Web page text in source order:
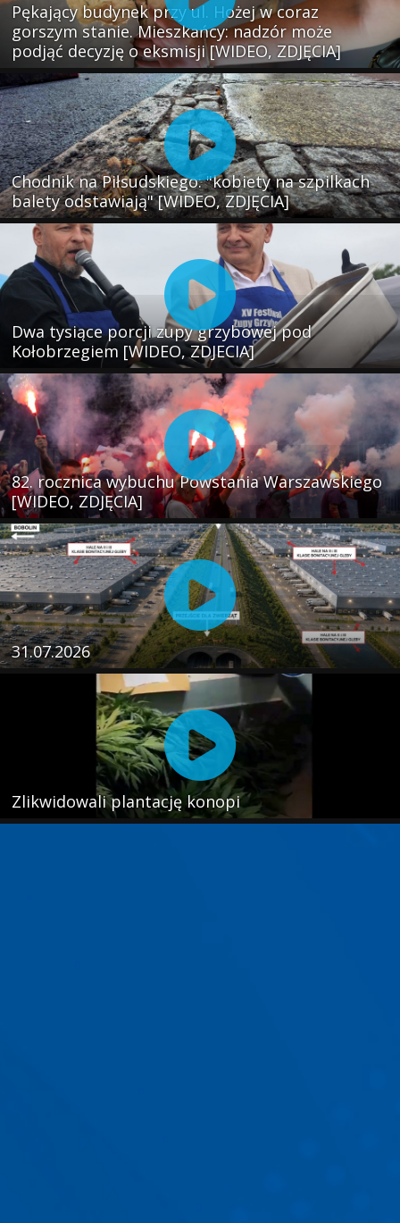
Pękający budynek przy ul. Hożej w coraz
gorszym stanie. Mieszkańcy: nadzór może
podjąć decyzję o eksmisji [WIDEO, ZDJĘCIA]
Chodnik na Piłsudskiego: "kobiety na szpilkach
balety odstawiają" [WIDEO, ZDJĘCIA]
Dwa tysiące porcji zupy grzybowej pod
Kołobrzegiem [WIDEO, ZDJECIA]
82. rocznica wybuchu Powstania Warszawskiego
[WIDEO, ZDJĘCIA]
31.07.2026
Zlikwidowali plantację konopi